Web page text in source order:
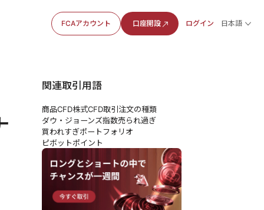
FCAアカウント 口座開設 ログイン 日本語
関連取引用語
商品CFD株式CFD取引注文の種類
ダウ・ジョーンズ指数売られ過ぎ
買われすぎポートフォリオ
ピボットポイント